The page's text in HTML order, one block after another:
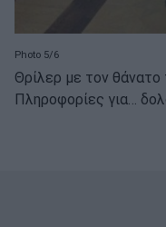
Photo 5/6
Θρίλερ με τον θάνατο
Πληροφορίες για…